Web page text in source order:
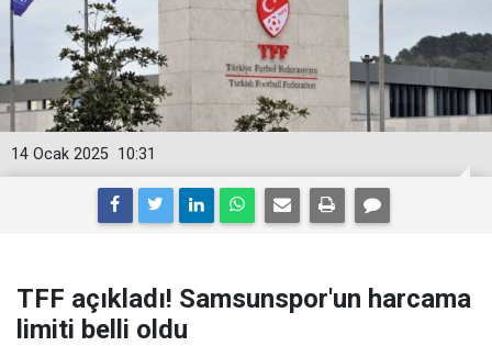
10:31
14 Ocak 2025
TFF açıkladı! Samsunspor'un harcama
limiti belli oldu